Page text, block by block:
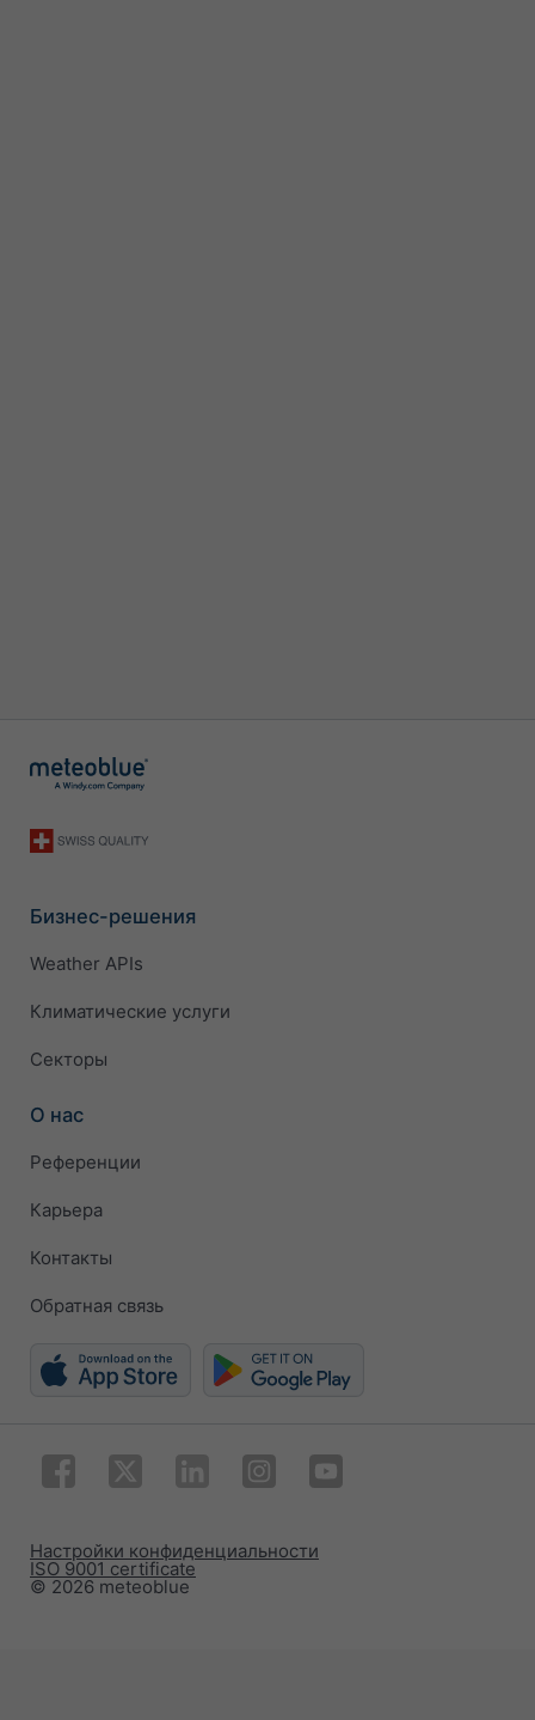
Бизнес-решения
Weather APIs
Климатические услуги
Секторы
О нас
Референции
Карьера
Контакты
Обратная связь
© 2026 meteoblue
ISO 9001 certificate
Настройки конфиденциальности